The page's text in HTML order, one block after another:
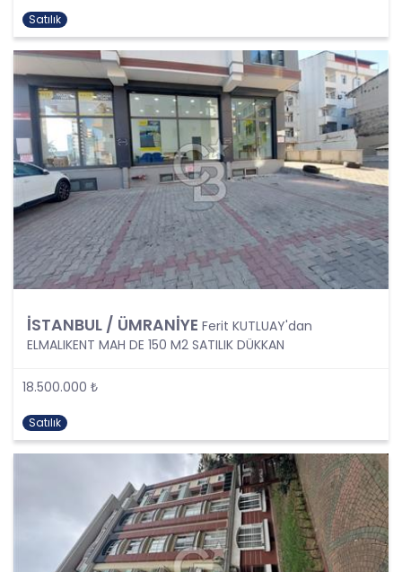
Kanunun 4. Maddedeki Temel İlkelerin Tümüne
Uygun Şekilde Yürütülmesi
Kişisel veriler kural olarak, KVK Kanunu’nun 5.
maddesinde belirtilen şartlardan bir veya
birkaçına uygun olarak işlenecek CB Gayrimenkul
Franchising Pazarlama ve Danışmanlık Hizmetleri
A.Ş. tarafından, Şirket iş birimlerinin yürütmekte
olduğu kişisel veri işleme faaliyetlerinin bu
şartlardan bir veya bir kaçına dayalı olarak
yürütülüp yürütülmediği tespit edilecek, bu
şartlardan bir veya bir kaçını sağlamayan kişisel
veri işleme faaliyetleri süreçlerde yer
almayacaktır. Kişisel veri işleme faaliyetlerinin
kişisel veri işleme şartlarından bir veya birkaçına
sıra tüm kişisel veri işleme faaliyetlerinde KVK
Kanunu’nun 4üncü maddesinde belirtilen ve
uygun hareket edilmesi ve söz konusu ilkeleri
içinde barındırması sağlanacaktır. Özel nitelikteki
kişisel verilerin işlenmesi, üçüncü kişilere ve
yurtdışına aktarılması konusunda KVK Kanunu’nda
öngörülen özel hükümler de dikkate alınarak
kişisel veri işleme faaliyetleri yerine getirilecek;
yukarıda belirtilen hususların yanında bu
durumlarda kanunun aradığı özel gereklilikler de
yerine getirilerek kişisel veri işleme faaliyetleri
gerçekleştirilecektir.
Satılık
İSTANBUL / ÜMRANİYE Ferit KUTLUAY'dan
ELMALIKENT MAH DE 150 M2 SATILIK DÜKKAN
18.500.000 ₺
Satılık